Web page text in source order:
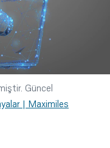
Güncel
| Maximiles